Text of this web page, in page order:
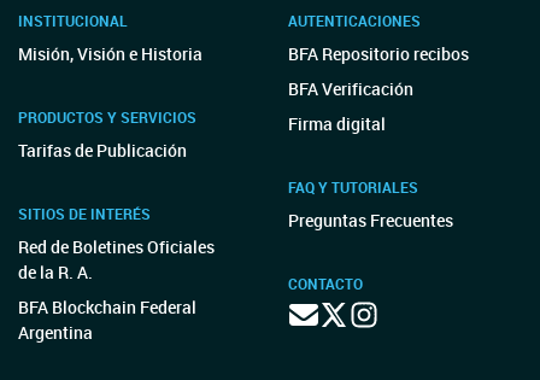
INSTITUCIONAL
Misión, Visión e Historia
PRODUCTOS Y SERVICIOS
Tarifas de Publicación
SITIOS DE INTERÉS
Red de Boletines Oficiales
de la R. A.
BFA Blockchain Federal
Argentina
AUTENTICACIONES
BFA Repositorio recibos
BFA Verificación
Firma digital
FAQ Y TUTORIALES
Preguntas Frecuentes
CONTACTO